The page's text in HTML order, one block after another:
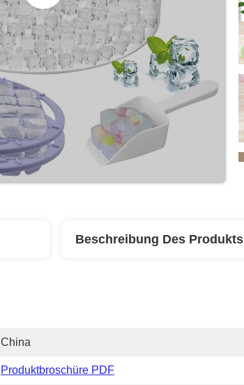
Beschreibung Des Produkts
China
Produktbroschüre PDF